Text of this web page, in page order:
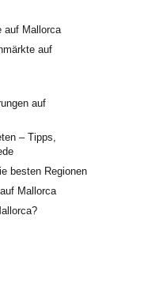
auf Mallorca
auf
auf
– Tipps,
besten Regionen
Mallorca